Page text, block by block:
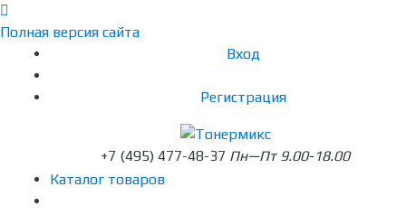
Полная версия сайта
Вход
Регистрация
+7 (495) 477-48-37 Пн—Пт 9.00-18.00
Каталог товаров